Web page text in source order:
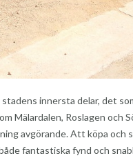
innersta delar, det
Mälardalen, Roslagen och
avgörande. Att köpa och
fantastiska fynd och